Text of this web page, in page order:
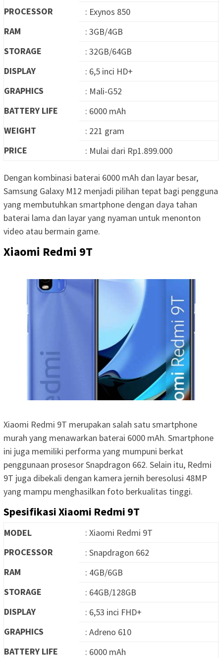
PROCESSOR
: Exynos 850
RAM
: 3GB/4GB
STORAGE
: 32GB/64GB
DISPLAY
: 6,5 inci HD+
GRAPHICS
: Mali-G52
BATTERY LIFE
: 6000 mAh
WEIGHT
: 221 gram
PRICE
: Mulai dari Rp1.899.000
Dengan kombinasi baterai 6000 mAh dan layar besar,
Samsung Galaxy M12 menjadi pilihan tepat bagi pengguna
yang membutuhkan smartphone dengan daya tahan
baterai lama dan layar yang nyaman untuk menonton
video atau bermain game.
Xiaomi Redmi 9T
Xiaomi Redmi 9T merupakan salah satu smartphone
murah yang menawarkan baterai 6000 mAh. Smartphone
ini juga memiliki performa yang mumpuni berkat
penggunaan prosesor Snapdragon 662. Selain itu, Redmi
9T juga dibekali dengan kamera jernih beresolusi 48MP
yang mampu menghasilkan foto berkualitas tinggi.
Spesifikasi Xiaomi Redmi 9T
MODEL
: Xiaomi Redmi 9T
PROCESSOR
: Snapdragon 662
RAM
: 4GB/6GB
STORAGE
: 64GB/128GB
DISPLAY
: 6,53 inci FHD+
GRAPHICS
: Adreno 610
BATTERY LIFE
: 6000 mAh